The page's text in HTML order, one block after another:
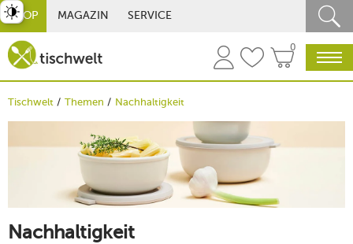
SHOP MAGAZIN SERVICE
0
Tischwelt Themen Nachhaltigkeit
Nachhaltigkeit
umschalten